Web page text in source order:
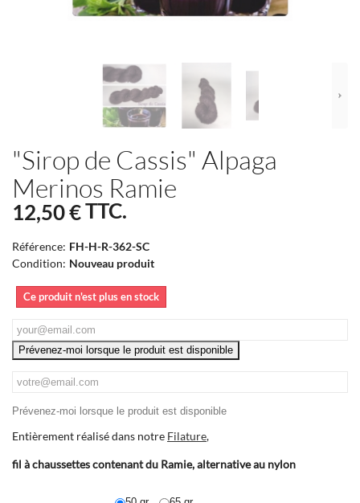
"Sirop de Cassis" Alpaga
Merinos Ramie
12,50 €TTC.
Référence: FH-H-R-362-SC
Condition: Nouveau produit
Ce produit n'est plus en stock
Prévenez-moi lorsque le produit est disponible
Prévenez-moi lorsque le produit est disponible
Entièrement réalisé dans notre Filature,
fil à chaussettes contenant du Ramie, alternative au nylon